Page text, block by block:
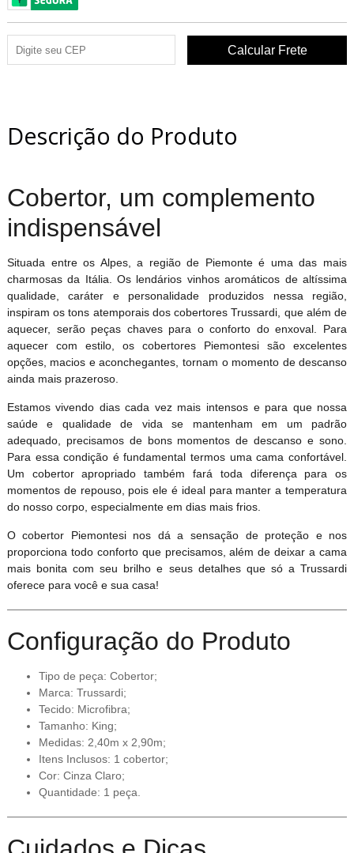
Descrição do Produto
Cobertor, um complemento
indispensável
Situada entre os Alpes, a região de Piemonte é uma das mais
charmosas da Itália. Os lendários vinhos aromáticos de altíssima
qualidade, caráter e personalidade produzidos nessa região,
inspiram os tons atemporais dos cobertores Trussardi, que além de
aquecer, serão peças chaves para o conforto do enxoval. Para
aquecer com estilo, os cobertores Piemontesi são excelentes
opções, macios e aconchegantes, tornam o momento de descanso
ainda mais prazeroso.
Estamos vivendo dias cada vez mais intensos e para que nossa
saúde e qualidade de vida se mantenham em um padrão
adequado, precisamos de bons momentos de descanso e sono.
Para essa condição é fundamental termos uma cama confortável.
Um cobertor apropriado também fará toda diferença para os
momentos de repouso, pois ele é ideal para manter a temperatura
do nosso corpo, especialmente em dias mais frios.
O cobertor Piemontesi nos dá a sensação de proteção e nos
proporciona todo conforto que precisamos, além de deixar a cama
mais bonita com seu brilho e seus detalhes que só a Trussardi
oferece para você e sua casa!
Configuração do Produto
Tipo de peça: Cobertor;
Marca: Trussardi;
Tecido: Microfibra;
Tamanho: King;
Medidas: 2,40m x 2,90m;
Itens Inclusos: 1 cobertor;
Cor: Cinza Claro;
Quantidade: 1 peça.